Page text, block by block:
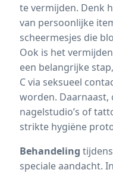
te vermijden. Denk
van persoonlijke
scheermesjes die
Ook is het
een belangrijke
C via seksueel
worden.
nagelstudio’s of
strikte hygiëne
Behandeling
speciale aandacht.